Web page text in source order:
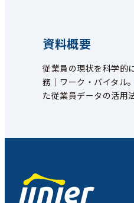
資料概要
従業員の現状を科学的
務｜ワーク・バイタル
た従業員データの活用